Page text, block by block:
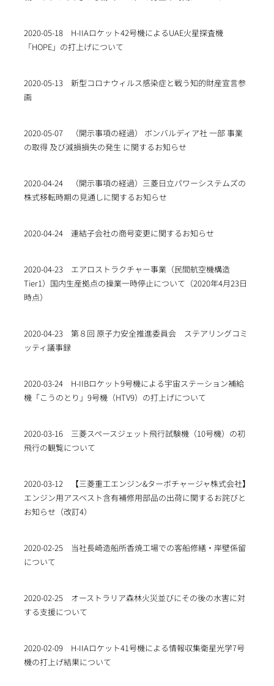
2020-05-18
H-IIAロケット42号機によるUAE火星探査機
「HOPE」の打上げについて
2020-05-13
新型コロナウィルス感染症と戦う知的財産宣言参
画
2020-05-07
（開示事項の経過） ボンバルディア社 一部 事業
の取得 及び減損損失の発生 に関するお知らせ
2020-04-24
（開示事項の経過）三菱日立パワーシステムズの
株式移転時期の見通しに関するお知らせ
2020-04-24 連結子会社の商号変更に関するお知らせ
2020-04-23
エアロストラクチャー事業（民間航空機構造
Tier1）国内生産拠点の操業一時停止について（2020年4月23日
時点）
2020-04-23
第８回 原子力安全推進委員会 ステアリングコミ
ッティ議事録
2020-03-24
H-IIBロケット9号機による宇宙ステーション補給
機「こうのとり」9号機（HTV9）の打上げについて
2020-03-16
三菱スペースジェット飛行試験機（10号機）の初
飛行の観覧について
2020-03-12
【三菱重工エンジン&ターボチャージャ株式会社】
エンジン用アスベスト含有補修用部品の出荷に関するお詫びと
お知らせ（改訂4）
2020-02-25
当社長崎造船所香焼工場での客船修繕・岸壁係留
について
2020-02-25
オーストラリア森林火災並びにその後の水害に対
する支援について
2020-02-09
H-IIAロケット41号機による情報収集衛星光学7号
機の打上げ結果について